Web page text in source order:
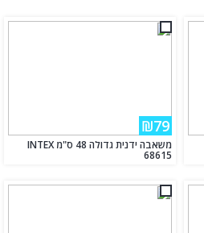
₪79
משאבה ידנית גדולה 48 ס"מ INTEX
68615